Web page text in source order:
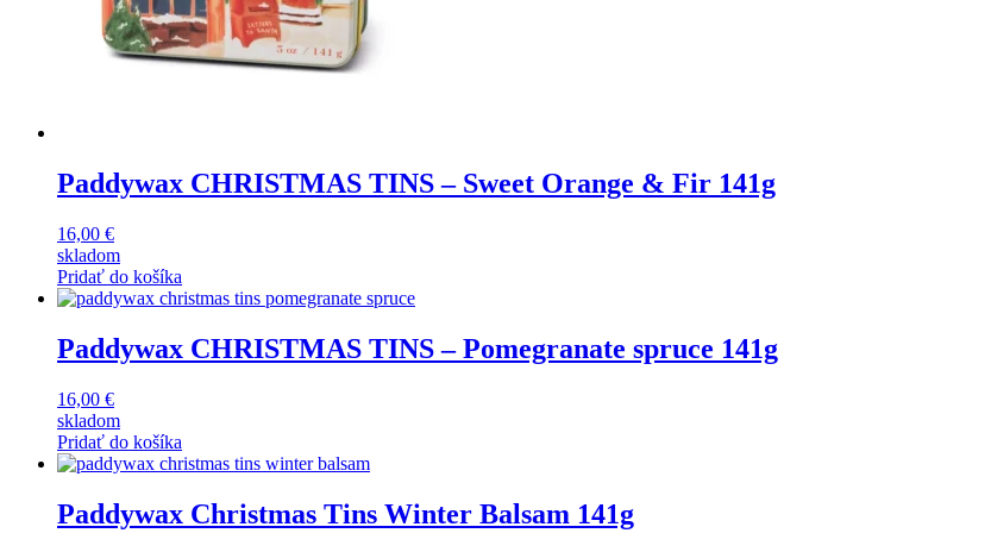
Paddywax CHRISTMAS TINS – Sweet Orange & Fir 141g
16,00 €
skladom
Pridať do košíka
Paddywax CHRISTMAS TINS – Pomegranate spruce 141g
16,00 €
skladom
Pridať do košíka
Paddywax Christmas Tins Winter Balsam 141g